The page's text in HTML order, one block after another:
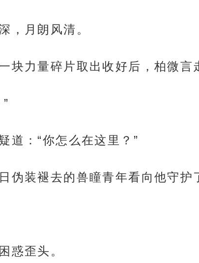
，月朗风清。
块力量碎片取出收好后，柏微言
道：“你怎么在这里？”
伪装褪去的兽瞳青年看向他守
惑歪头。